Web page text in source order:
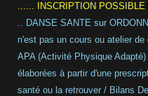
...... INSCRIPTION POSSIBLE
.. DANSE SANTE sur
n'est pas un cours ou atelier
APA (Activité Physique
élaborées à partir d'une
santé ou la retrouver / Bilans